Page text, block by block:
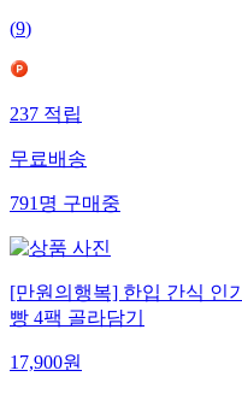
(9)
237적립
무료배송
791명구매중
[만원의행복] 한입 간식 인
빵 4팩 골라담기
17,900원